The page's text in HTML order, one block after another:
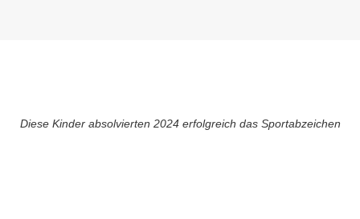
Diese Kinder absolvierten 2024 erfolgreich das Sportabzeichen